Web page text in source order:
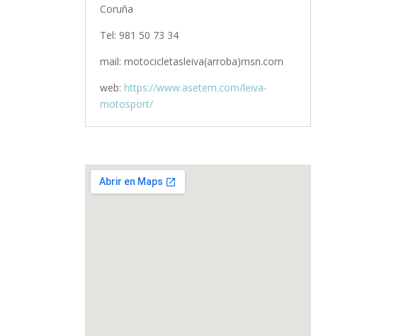
Coruña
Tel: 981 50 73 34
mail: motocicletasleiva(arroba)msn.com
web: https://www.asetem.com/leiva-
motosport/